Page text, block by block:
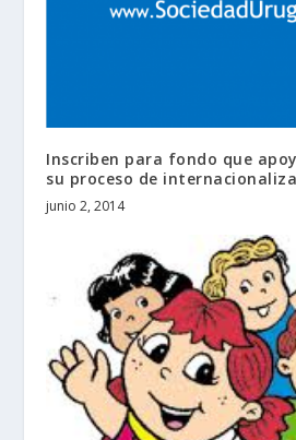
Inscriben para fondo que
su proceso de
junio 2, 2014